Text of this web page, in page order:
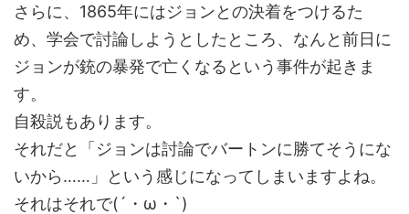
さらに、1865年にはジョンとの決着をつけるた
め、学会で討論しようとしたところ、なんと前日に
ジョンが銃の暴発で亡くなるという事件が起きま
す。
自殺説もあります。
それだと「ジョンは討論でバートンに勝てそうにな
いから……」という感じになってしまいますよね。
それはそれで(´・ω・`)